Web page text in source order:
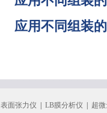
应用不同组装
表面张力仪 | LB膜分析仪 | 超